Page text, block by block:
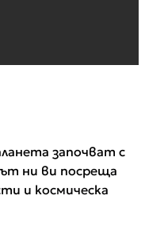
започват с
ни ви посреща
и космическа